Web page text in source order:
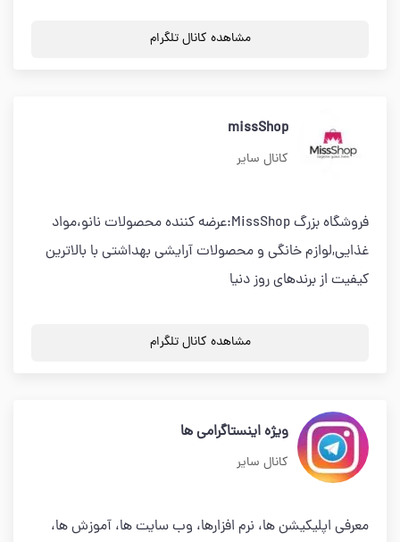
مشاهده کانال تلگرام
missShop
کانال سایر
فروشگاه بزرگ MissShop:عرضه کننده محصولات نانو،مواد
غذایی,لوازم خانگی و محصولات آرایشی بهداشتی با بالاترین
کیفیت از برندهای روز دنیا
مشاهده کانال تلگرام
ویژه اینستاگرامی ها
کانال سایر
معرفی اپلیکیشن ها، نرم افزارها، وب سایت ها، آموزش ها،